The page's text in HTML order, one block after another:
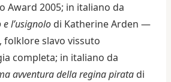
Award 2005; in italiano da
e l’usignolo di Katherine Arden —
folklore slavo vissuto
completa; in italiano da
avventura della regina pirata di